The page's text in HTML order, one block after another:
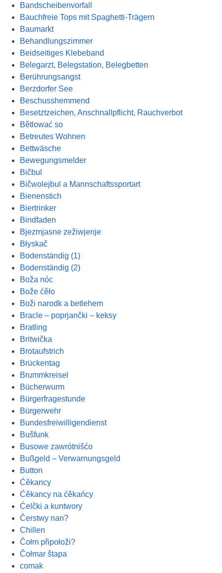
Bandscheibenvorfall
Bauchfreie Tops mit Spaghetti-Trägern
Baumarkt
Behandlungszimmer
Beidseitiges Klebeband
Belegarzt, Belegstation, Belegbetten
Berührungsangst
Berzdorfer See
Beschusshemmend
Besetztzeichen, Anschnallpflicht, Rauchverbot
Bětlować so
Betreutes Wohnen
Bettwäsche
Bewegungsmelder
Bičbul
Bičwolejbul a Mannschaftssportart
Bienenstich
Biertrinker
Bindfaden
Bjezmjasne zežiwjenje
Błyskač
Bodenständig (1)
Bodenständig (2)
Boža nóc
Bože ćěło
Boži narodk a betlehem
Bracle – poprjančki – keksy
Bratling
Britwička
Brotaufstrich
Brückentag
Brummkreisel
Bücherwurm
Bürgerfragestunde
Bürgerwehr
Bundesfreiwilligendienst
Bušfunk
Busowe zawrótnišćo
Bußgeld – Verwarnungsgeld
Button
Ćěkancy
Ćěkancy na ćěkańcy
Ćelčki a kuntwory
Čerstwy nan?
Chillen
Čołm připołoži?
Čołmar štapa
comak